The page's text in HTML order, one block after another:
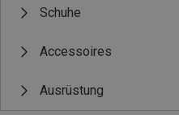
Schuhe
Accessoires
Ausrüstung